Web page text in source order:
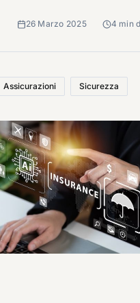
26 Marzo 2025 4 min
Assicurazioni Sicurezza